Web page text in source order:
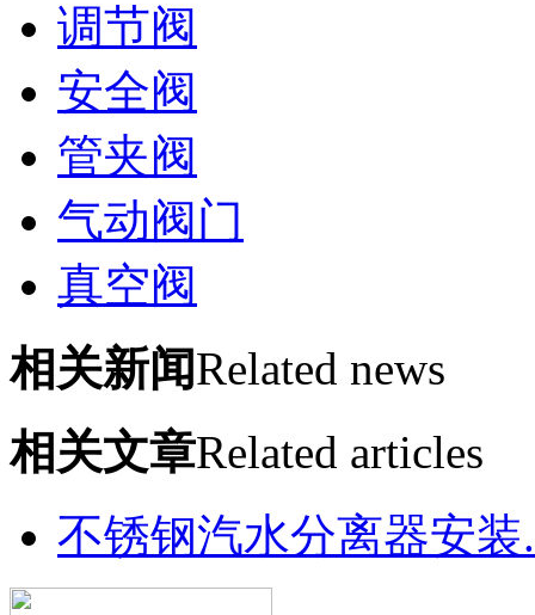
调节阀
安全阀
管夹阀
气动阀门
真空阀
相关新闻Related news
相关文章Related articles
不锈钢汽水分离器安装